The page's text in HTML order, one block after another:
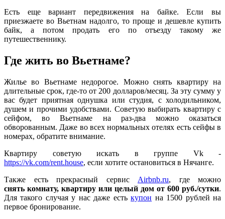
Есть еще вариант передвижения на байке. Если вы
приезжаете во Вьетнам надолго, то проще и дешевле купить
байк, а потом продать его по отъезду такому же
путешественнику.
Где жить во Вьетнаме?
Жилье во Вьетнаме недорогое. Можно снять квартиру на
длительные срок, где-то от 200 долларов/месяц. За эту сумму у
вас будет приятная однушка или студия, с холодильником,
душем и прочими удобствами. Советую выбирать квартиру с
сейфом, во Вьетнаме на раз-два можно оказаться
обворованным. Даже во всех нормальных отелях есть сейфы в
номерах, обратите внимание.
Квартиру советую искать в группе Vk -
https://vk.com/rent.house, если хотите остановиться в Нячанге.
Также есть прекрасный сервис Airbnb.ru, где можно
снять комнату, квартиру или целый дом от 600 руб./сутки.
Для такого случая у нас даже естькупон на 1500 рублей на
первое бронирование.